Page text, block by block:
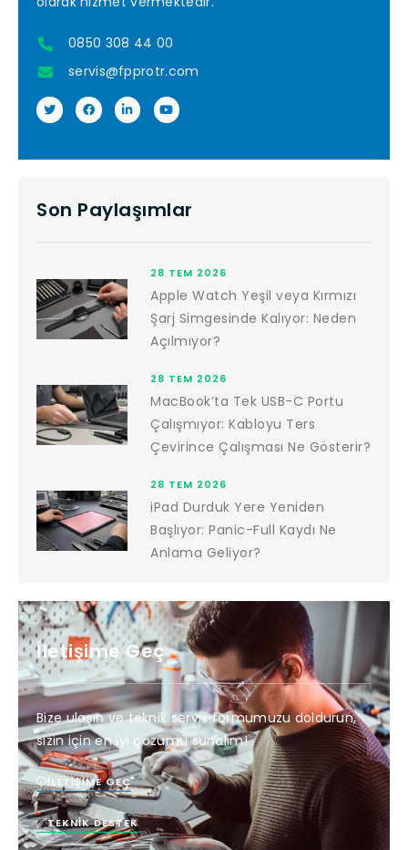
0850 308 44 00
servis@fpprotr.com
Son Paylaşımlar
28 TEM 2026
Apple Watch Yeşil veya Kırmızı
Şarj Simgesinde Kalıyor: Neden
Açılmıyor?
28 TEM 2026
MacBook’ta Tek USB-C Portu
Çalışmıyor: Kabloyu Ters
Çevirince Çalışması Ne Gösterir?
28 TEM 2026
iPad Durduk Yere Yeniden
Başlıyor: Panic-Full Kaydı Ne
Anlama Geliyor?
İletişime Geç
Bize ulaşın ve teknik servis formumuzu doldurun,
sizin için en iyi çözümü sunalım!
İLETIŞIME GEÇ
TEKNIK DESTEK